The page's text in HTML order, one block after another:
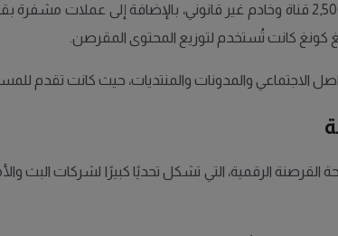
كونغ كانت تُستخدم لتوزيع المحتوى المقرصن.
الاجتماعي والمدونات والمنتديات، حيث كانت تقدم
الرقمية، التي تشكل تحديًا كبيرًا لشركات